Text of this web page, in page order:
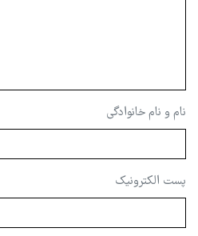
نام و نام خانوادگی
پست الکترونیک